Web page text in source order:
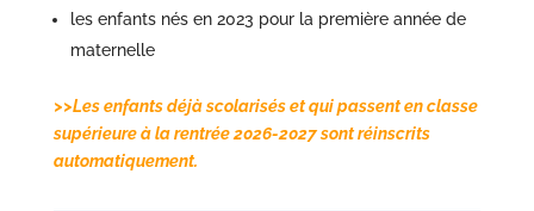
les enfants nés en 2023 pour la première année de
maternelle
>>Les enfants déjà scolarisés et qui passent en classe
supérieure à la rentrée 2026-2027 sont réinscrits
automatiquement.